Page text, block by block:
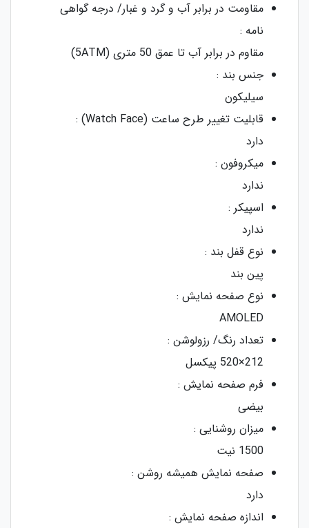
مقاومت در برابر آب و گرد و غبار/ درجه گواهی‌
نامه :
مقاوم در برابر آب تا عمق 50 متری (5ATM)
جنس بند :
سیلیکون
قابلیت تغییر طرح ساعت (Watch Face) :
دارد
میکروفون :
ندارد
اسپیکر :
ندارد
نوع قفل بند :
پین بند
نوع صفحه نمایش :
AMOLED
تعداد رنگ/ رزولوشن :
212×520 پیکسل
فرم صفحه نمایش :
بیضی
میزان روشنایی :
1500 نیت
صفحه نمایش همیشه روشن :
دارد
اندازه صفحه نمایش :